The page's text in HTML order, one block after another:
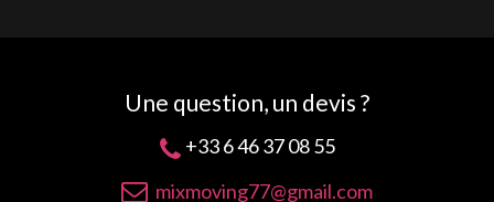
Une question, un devis ?
+33 6 46 37 08 55
mixmoving77@gmail.com